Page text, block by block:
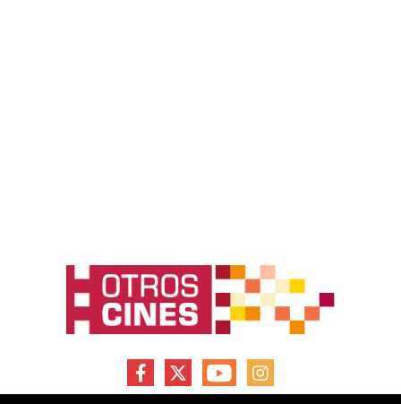
FACEBOOKYOUTUBEINSTAGRAM